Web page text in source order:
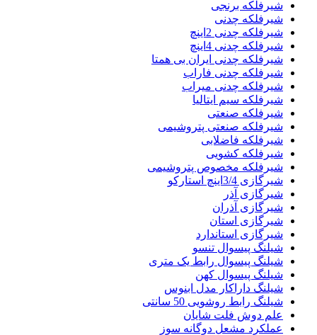
شیرفلکه برنجی
شیرفلکه چدنی
شیرفلکه چدنی 2اینچ
شیرفلکه چدنی 4اینچ
شیرفلکه چدنی ایران بی همتا
شیرفلکه چدنی فاراب
شیرفلکه چدنی میراب
شیرفلکه سیم ایتالیا
شیرفلکه صنعتی
شیرفلکه صنعتی پتروشیمی
شیرفلکه فاضلابی
شیرفلکه کشویی
شیرفلکه مخصوص پتروشیمی
شیرگازی 3/4اینچ استارکو
شیرگازی آذر
شیرگازی آذران
شیرگازی استان
شیرگازی استاندارد
شیلنگ پیسوال تنسو
شیلنگ پیسوال رابط یک متری
شیلنگ پیسوال کهن
شیلنگ داراکار مدل ابنوس
شیلنگ رابط روشویی 50 سانتی
علم دوش فلت شایان
عملکرد مشعل دوگانه سوز